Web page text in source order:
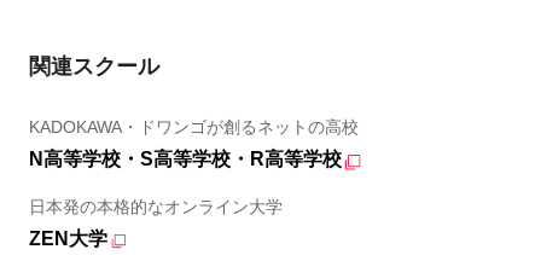
関連スクール
KADOKAWA・ドワンゴが創るネットの高校
N高等学校・S高等学校・R高等学校
日本発の本格的なオンライン大学
ZEN大学